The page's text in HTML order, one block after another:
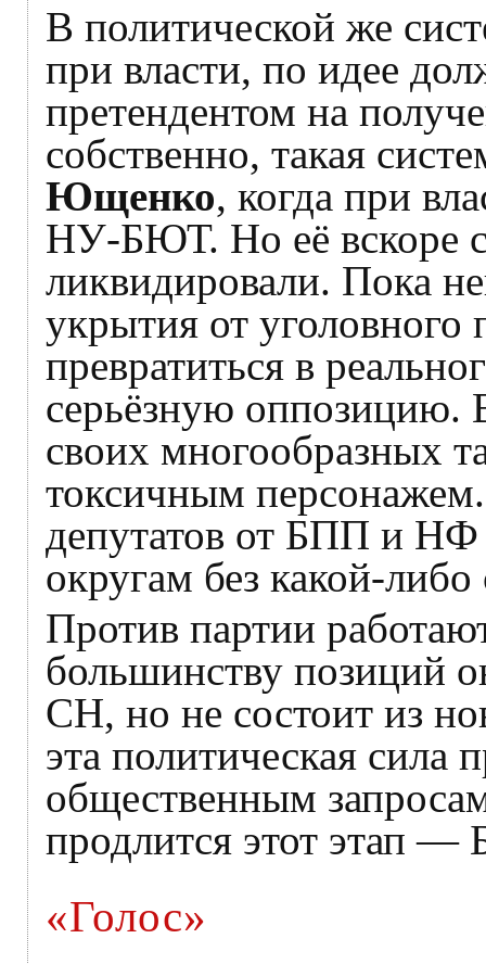
В политической же
при власти, по идее
претендентом на
собственно, такая
Ющенко, когда при
НУ-БЮТ. Но её вскоре
ликвидировали. Пока
укрытия от уголовного
превратиться в
серьёзную оппозицию.
своих многообразных
токсичным
депутатов от БПП и НФ
округам без какой-
Против партии
большинству позиций
СН, но не состоит из
эта политическая сила
общественным
продлится этот этап —
«Голос»